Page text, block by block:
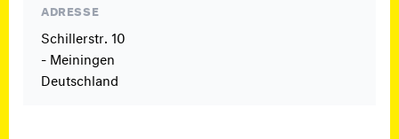
ADRESSE
Schillerstr. 10
- Meiningen
Deutschland